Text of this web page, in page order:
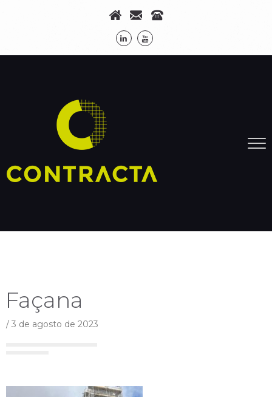
Façana
/ 3 de agosto de 2023